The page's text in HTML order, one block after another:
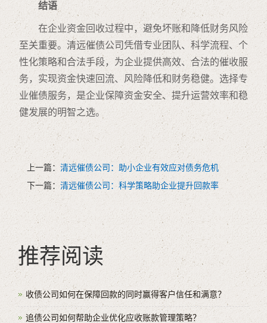
结语
在企业资金回收过程中，避免坏账和降低财务风险
至关重要。清远催债公司凭借专业团队、科学流程、个
性化策略和合法手段，为企业提供高效、合法的催收服
务，实现资金快速回流、风险降低和财务稳健。选择专
业催债服务，是企业保障资金安全、提升运营效率和稳
健发展的明智之选。
上一篇： 清远催债公司：助小企业有效应对债务危机
下一篇：清远催债公司：科学策略助企业提升回款率
推荐阅读
收债公司如何在保障回款的同时赢得客户信任和满意？
追债公司如何帮助企业优化应收账款管理策略？